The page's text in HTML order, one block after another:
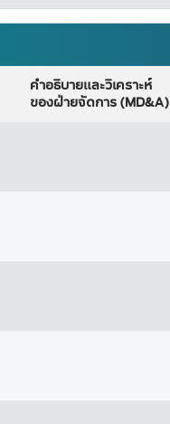
คำอธิบายและวิเคราะห์
ของฝ่ายจัดการ (MD&A)